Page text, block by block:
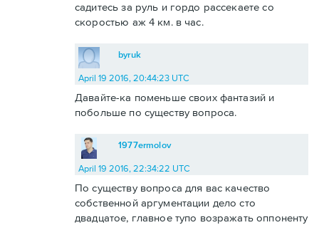
садитесь за руль и гордо рассекаете со
скоростью аж 4 км. в час.
byruk
April 19 2016, 20:44:23 UTC
Давайте-ка поменьше своих фантазий и
побольше по существу вопроса.
1977ermolov
April 19 2016, 22:34:22 UTC
По существу вопроса для вас качество
собственной аргументации дело сто
двадцатое, главное тупо возражать оппоненту